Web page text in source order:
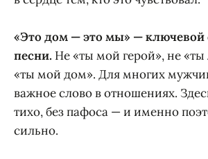
«Это дом — это мы» — ключевой
песни. Не «ты мой герой», не
«ты мой дом». Для многих
важное слово в отношениях.
тихо, без пафоса — и именно
сильно.